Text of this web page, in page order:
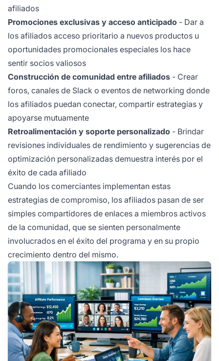
afiliados
Promociones exclusivas y acceso anticipado - Dar a
los afiliados acceso prioritario a nuevos productos u
oportunidades promocionales especiales los hace
sentir socios valiosos
Construcción de comunidad entre afiliados - Crear
foros, canales de Slack o eventos de networking donde
los afiliados puedan conectar, compartir estrategias y
apoyarse mutuamente
Retroalimentación y soporte personalizado - Brindar
revisiones individuales de rendimiento y sugerencias de
optimización personalizadas demuestra interés por el
éxito de cada afiliado
Cuando los comerciantes implementan estas
estrategias de compromiso, los afiliados pasan de ser
simples compartidores de enlaces a miembros activos
de la comunidad, que se sienten personalmente
involucrados en el éxito del programa y en su propio
crecimiento dentro del mismo.